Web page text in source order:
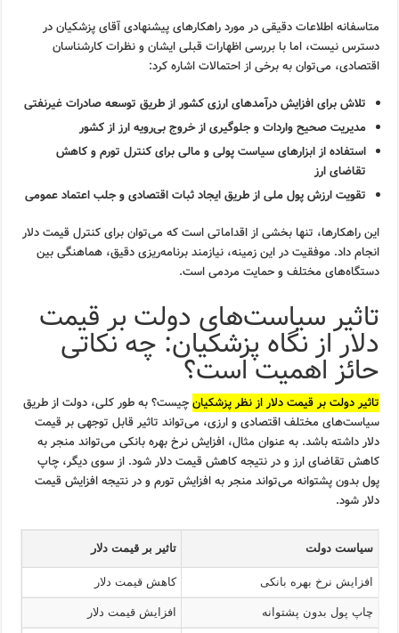
متاسفانه اطلاعات دقیقی در مورد راهکارهای پیشنهادی آقای پزشکیان در
دسترس نیست، اما با بررسی اظهارات قبلی ایشان و نظرات کارشناسان
اقتصادی، می‌توان به برخی از احتمالات اشاره کرد:
تلاش برای افزایش درآمدهای ارزی کشور از طریق توسعه صادرات غیرنفتی
مدیریت صحیح واردات و جلوگیری از خروج بی‌رویه ارز از کشور
استفاده از ابزارهای سیاست پولی و مالی برای کنترل تورم و کاهش
تقاضای ارز
تقویت ارزش پول ملی از طریق ایجاد ثبات اقتصادی و جلب اعتماد عمومی
این راهکارها، تنها بخشی از اقداماتی است که می‌توان برای کنترل قیمت دلار
انجام داد. موفقیت در این زمینه، نیازمند برنامه‌ریزی دقیق، هماهنگی بین
دستگاه‌های مختلف و حمایت مردمی است.
تاثیر سیاست‌های دولت بر قیمت
دلار از نگاه پزشکیان: چه نکاتی
حائز اهمیت است؟
تاثیر دولت بر قیمت دلار از نظر پزشکیانچیست؟ به طور کلی، دولت از طریق
سیاست‌های مختلف اقتصادی و ارزی، می‌تواند تاثیر قابل توجهی بر قیمت
دلار داشته باشد. به عنوان مثال، افزایش نرخ بهره بانکی می‌تواند منجر به
کاهش تقاضای ارز و در نتیجه کاهش قیمت دلار شود. از سوی دیگر، چاپ
پول بدون پشتوانه می‌تواند منجر به افزایش تورم و در نتیجه افزایش قیمت
دلار شود.
سیاست دولت تاثیر بر قیمت دلار
افزایش نرخ بهره بانکی کاهش قیمت دلار
چاپ پول بدون پشتوانه افزایش قیمت دلار